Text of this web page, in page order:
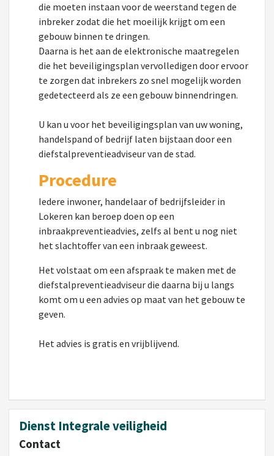
die moeten instaan voor de weerstand tegen de
inbreker zodat die het moeilijk krijgt om een
gebouw binnen te dringen.
Daarna is het aan de elektronische maatregelen
die het beveiligingsplan vervolledigen door ervoor
te zorgen dat inbrekers zo snel mogelijk worden
gedetecteerd als ze een gebouw binnendringen.
U kan u voor het beveiligingsplan van uw woning,
handelspand of bedrijf laten bijstaan door een
diefstalpreventieadviseur van de stad.
Procedure
Iedere inwoner, handelaar of bedrijfsleider in
Lokeren kan beroep doen op een
inbraakpreventieadvies, zelfs al bent u nog niet
het slachtoffer van een inbraak geweest.
Het volstaat om een afspraak te maken met de
diefstalpreventieadviseur die daarna bij u langs
komt om u een advies op maat van het gebouw te
geven.
Het advies is gratis en vrijblijvend.
Dienst Integrale veiligheid
Contact